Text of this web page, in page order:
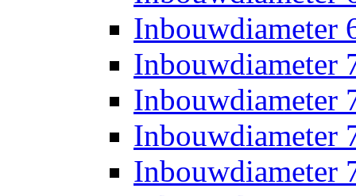
Inbouwdiameter
Inbouwdiameter
Inbouwdiameter
Inbouwdiameter
Inbouwdiameter